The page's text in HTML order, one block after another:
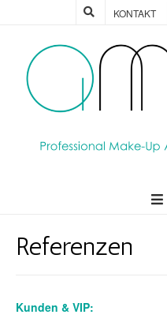
KONTAKT
Referenzen
Kunden & VIP: